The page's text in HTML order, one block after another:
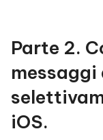
Parte 2.
messaggi
iOS.